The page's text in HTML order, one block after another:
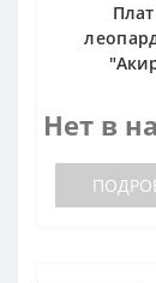
Нет в